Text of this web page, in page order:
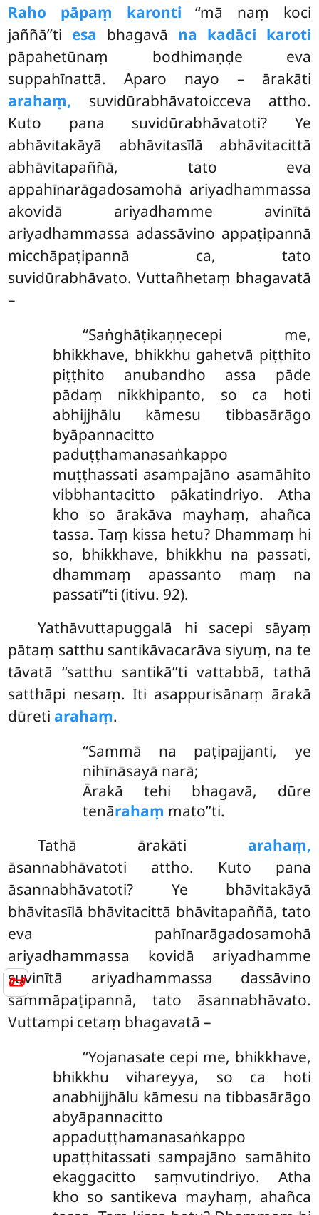
📜
Raho pāpaṃ karonti ‘‘mā naṃ koci
jaññā’’ti esa bhagavā na kadāci karoti
pāpahetūnaṃ bodhimaṇḍe eva
suppahīnattā. Aparo nayo – ārakāti
arahaṃ, suvidūrabhāvatoicceva attho.
Kuto pana suvidūrabhāvatoti? Ye
abhāvitakāyā abhāvitasīlā abhāvitacittā
abhāvitapaññā, tato eva
appahīnarāgadosamohā ariyadhammassa
akovidā ariyadhamme avinītā
ariyadhammassa adassāvino appaṭipannā
micchāpaṭipannā ca, tato
suvidūrabhāvato. Vuttañhetaṃ bhagavatā
–
‘‘Saṅghāṭikaṇṇecepi me,
bhikkhave, bhikkhu gahetvā piṭṭhito
piṭṭhito anubandho assa pāde
pādaṃ nikkhipanto, so ca hoti
abhijjhālu kāmesu tibbasārāgo
byāpannacitto
paduṭṭhamanasaṅkappo
muṭṭhassati asampajāno asamāhito
vibbhantacitto pākatindriyo. Atha
kho so ārakāva mayhaṃ, ahañca
tassa. Taṃ kissa hetu? Dhammaṃ hi
so, bhikkhave, bhikkhu na passati,
dhammaṃ apassanto maṃ na
passatī’’ti (itivu. 92).
Yathāvuttapuggalā hi sacepi sāyaṃ
pātaṃ satthu santikāvacarāva siyuṃ, na te
tāvatā ‘‘satthu santikā’’ti vattabbā, tathā
satthāpi nesaṃ. Iti asappurisānaṃ ārakā
dūreti arahaṃ.
‘‘Sammā na paṭipajjanti, ye
nihīnāsayā narā;
Ārakā tehi bhagavā, dūre
tenārahaṃ mato’’ti.
Tathā ārakāti arahaṃ,
āsannabhāvatoti attho. Kuto pana
āsannabhāvatoti? Ye bhāvitakāyā
bhāvitasīlā bhāvitacittā bhāvitapaññā, tato
eva pahīnarāgadosamohā
ariyadhammassa kovidā ariyadhamme
suvinītā ariyadhammassa dassāvino
sammāpaṭipannā, tato āsannabhāvato.
Vuttampi cetaṃ bhagavatā –
‘‘Yojanasate cepi me, bhikkhave,
bhikkhu vihareyya, so ca hoti
anabhijjhālu kāmesu na tibbasārāgo
abyāpannacitto
appaduṭṭhamanasaṅkappo
upaṭṭhitassati sampajāno samāhito
ekaggacitto saṃvutindriyo. Atha
kho so santikeva mayhaṃ, ahañca